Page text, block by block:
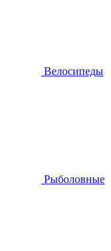
Велосипеды
Рыболовные